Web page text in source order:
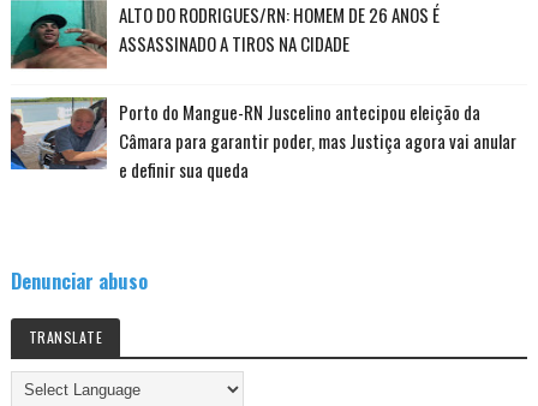
ALTO DO RODRIGUES/RN: HOMEM DE 26 ANOS É
ASSASSINADO A TIROS NA CIDADE
Porto do Mangue-RN Juscelino antecipou eleição da
Câmara para garantir poder, mas Justiça agora vai anular
e definir sua queda
Denunciar abuso
TRANSLATE